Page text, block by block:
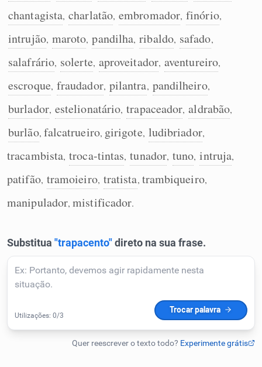
Cata-letras
Conexões
Caça-palavras
Dicionário
chantagista, charlatão, embromador, finório,
intrujão, maroto, pandilha, ribaldo, safado,
salafrário, solerte, aproveitador, aventureiro,
escroque, fraudador, pilantra, pandilheiro,
burlador, estelionatário, trapaceador, aldrabão,
burlão, falcatrueiro, girigote, ludibriador,
tracambista, troca-tintas, tunador, tuno, intruja,
patifão, tramoieiro, tratista, trambiqueiro,
manipulador,mistificador.